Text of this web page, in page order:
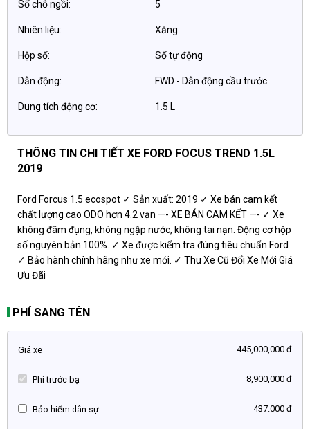
Số chỗ ngồi: 5
Nhiên liệu: Xăng
Hộp số: Số tự động
Dẫn động: FWD - Dẫn động cầu trước
Dung tích động cơ: 1.5 L
THÔNG TIN CHI TIẾT XE FORD FOCUS TREND 1.5L
2019
Ford Forcus 1.5 ecospot ✓ Sản xuất: 2019 ✓ Xe bán cam kết
chất lượng cao ODO hơn 4.2 vạn —- XE BÁN CAM KẾT —- ✓ Xe
không đâm đụng, không ngập nước, không tai nạn. Động cơ hộp
số nguyên bản 100%. ✓ Xe được kiểm tra đúng tiêu chuẩn Ford
✓ Bảo hành chính hãng như xe mới. ✓ Thu Xe Cũ Đổi Xe Mới Giá
Ưu Đãi
PHÍ SANG TÊN
Giá xe 445,000,000 đ
Phí trước bạ 8,900,000 đ
Bảo hiểm dân sự 437.000 đ